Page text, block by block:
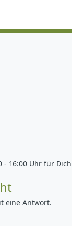
- 16:00 Uhr für Dich
eine Antwort.